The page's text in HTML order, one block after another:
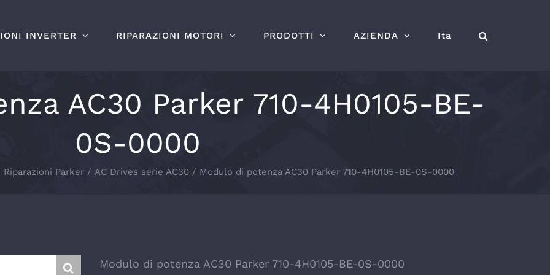
INVERTER RIPARAZIONI MOTORI PRODOTTI AZIENDA Ita
AC30 Parker 710-4H0105-BE-
0S-0000
Riparazioni Parker AC Drives serie AC30 Modulo di potenza AC30 Parker 710-4H0105-BE-0S-0000
Modulo di potenza AC30 Parker 710-4H0105-BE-0S-0000